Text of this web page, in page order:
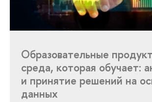
Образовательные
среда, которая обучает:
и принятие решений на
данных